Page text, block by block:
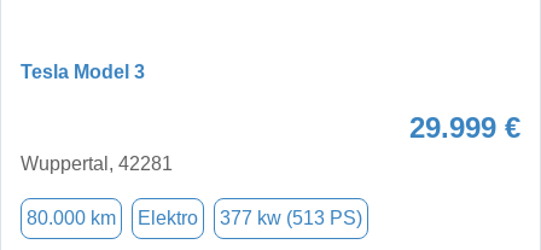
Tesla Model 3
29.999 €
Wuppertal, 42281
80.000 km Elektro 377 kw (513 PS)